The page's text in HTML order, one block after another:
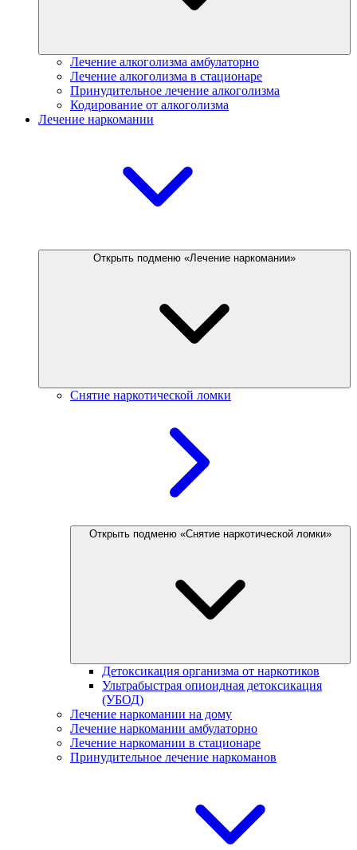
Лечение алкоголизма амбулаторно
Лечение алкоголизма в стационаре
Принудительное лечение алкоголизма
Кодирование от алкоголизма
Лечение наркомании
Открыть подменю «Лечение наркомании»
Снятие наркотической ломки
Открыть подменю «Снятие наркотической ломки»
Детоксикация организма от наркотиков
Ультрабыстрая опиоидная детоксикация
(УБОД)
Лечение наркомании на дому
Лечение наркомании амбулаторно
Лечение наркомании в стационаре
Принудительное лечение наркоманов